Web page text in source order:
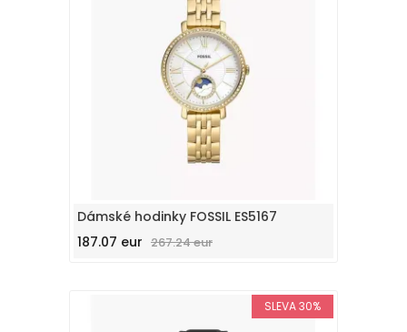
Dámské hodinky FOSSIL ES5167
187.07 eur 267.24 eur
SLEVA 30%